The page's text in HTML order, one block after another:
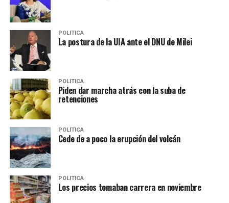
POLITICA
La postura de la UIA ante el DNU de Milei
POLITICA
Piden dar marcha atrás con la suba de
retenciones
POLITICA
Cede de a poco la erupción del volcán
POLITICA
Los precios tomaban carrera en noviembre